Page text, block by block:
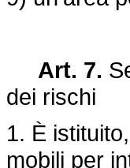
Art. 7.
dei rischi
1. È
mobili per